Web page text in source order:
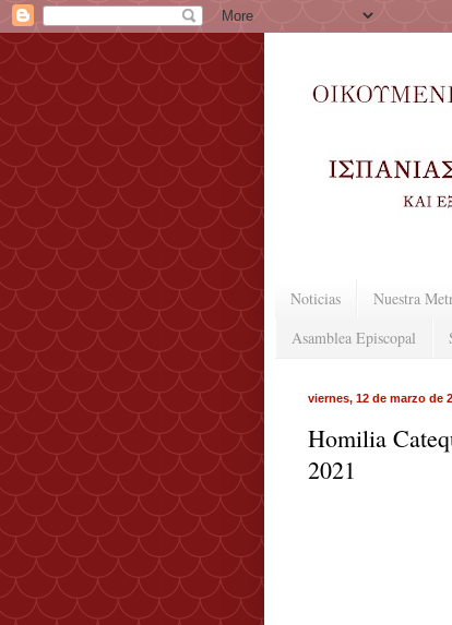
Noticias Nuestra
Asamblea Episcopal
viernes, 12 de marzo de
Homilia
2021